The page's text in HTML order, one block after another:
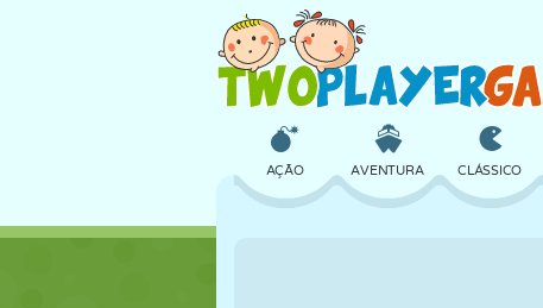
AÇÃO AVENTURA CLÁSSICO